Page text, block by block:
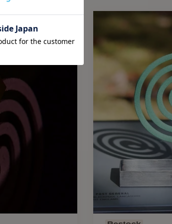
はMAMORUkunと磁石がくっつくの
です。
像のように真鍮部分に稀に縦筋が入っている場
る場合があり不良品ではございません
基本情報】
鍮
イズ：H55mm×16mm ×20mm
量：55g
質：walnut ウォルナットBrass 真鍮